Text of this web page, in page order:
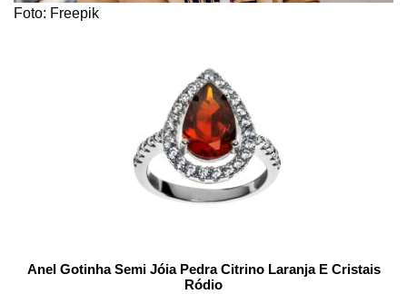
Foto: Freepik
Anel Gotinha Semi Jóia Pedra Citrino Laranja E Cristais
Ródio